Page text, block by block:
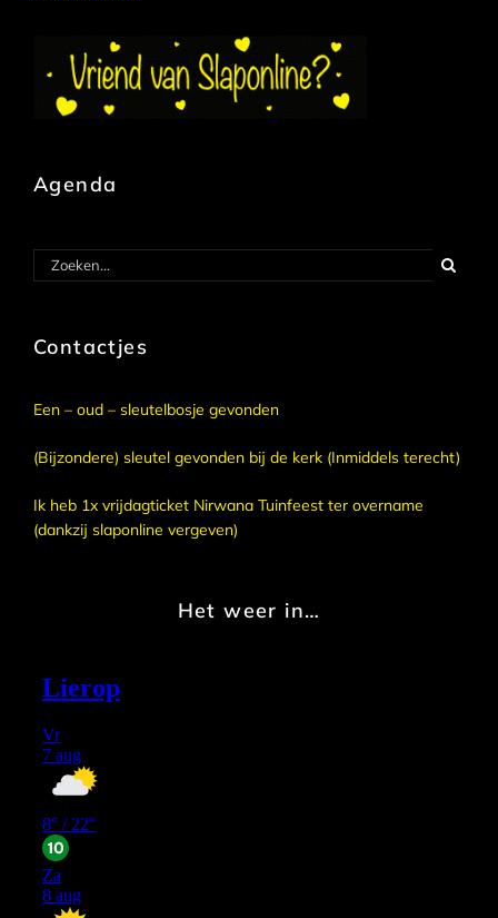
Agenda
Zoeken
naar:
Contactjes
Een – oud – sleutelbosje gevonden
(Bijzondere) sleutel gevonden bij de kerk (Inmiddels terecht)
Ik heb 1x vrijdagticket Nirwana Tuinfeest ter overname
(dankzij slaponline vergeven)
Het weer in…